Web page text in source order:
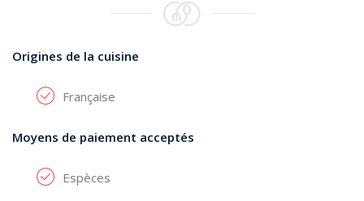
Origines de la cuisine
Française
Moyens de paiement acceptés
Espèces